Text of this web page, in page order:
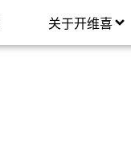
关于开维喜